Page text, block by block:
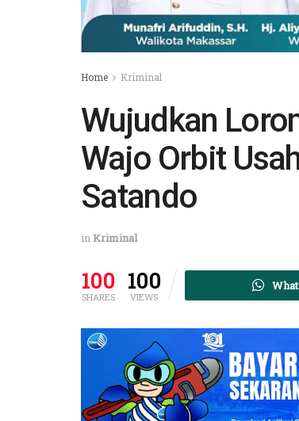
Home Kriminal
Wujudkan
Wajo Orbit
Satando
inKriminal
100
SHARES
100
VIEWS